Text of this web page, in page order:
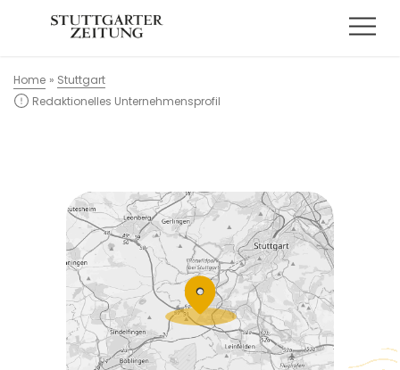
Home » Stuttgart
Redaktionelles Unternehmensprofil